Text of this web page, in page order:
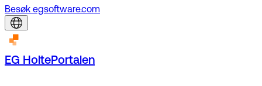
Besøk egsoftware.com
EG HoltePortalen